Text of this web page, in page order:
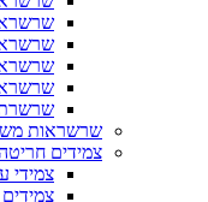
שרשרת
שרשראות
צמידים
צמידי